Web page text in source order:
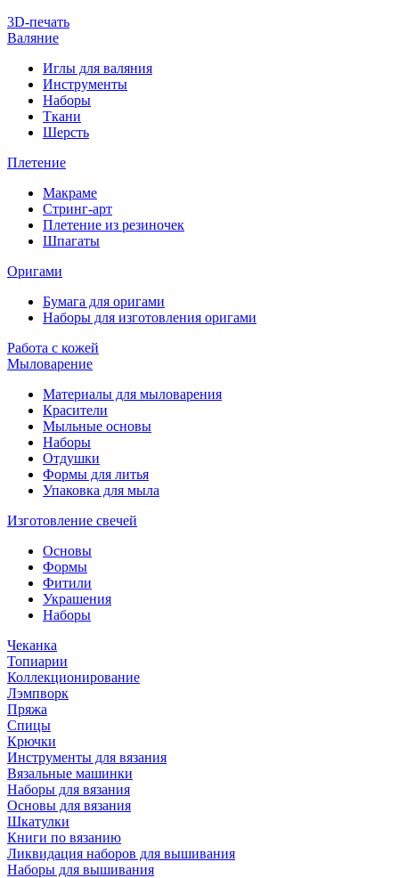
3D-печать
Валяние
Иглы для валяния
Инструменты
Наборы
Ткани
Шерсть
Плетение
Макраме
Стринг-арт
Плетение из резиночек
Шпагаты
Оригами
Бумага для оригами
Наборы для изготовления оригами
Работа с кожей
Мыловарение
Материалы для мыловарения
Красители
Мыльные основы
Наборы
Отдушки
Формы для литья
Упаковка для мыла
Изготовление свечей
Основы
Формы
Фитили
Украшения
Наборы
Чеканка
Топиарии
Коллекционирование
Лэмпворк
Пряжа
Спицы
Крючки
Инструменты для вязания
Вязальные машинки
Наборы для вязания
Основы для вязания
Шкатулки
Книги по вязанию
Ликвидация наборов для вышивания
Наборы для вышивания